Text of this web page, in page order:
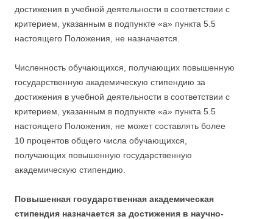
достижения в учебной деятельности в соответствии с
критерием, указанным в подпункте «а» пункта 5.5
настоящего Положения, не назначается.
Численность обучающихся, получающих повышенную
государственную академическую стипендию за
достижения в учебной деятельности в соответствии с
критерием, указанным в подпункте «а» пункта 5.5
настоящего Положения, не может составлять более
10 процентов общего числа обучающихся,
получающих повышенную государственную
академическую стипендию.
Повышенная государственная академическая
стипендия назначается за достижения в научно-